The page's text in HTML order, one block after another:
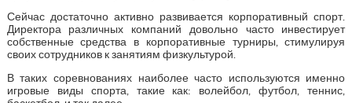
Сейчас достаточно активно развивается корпоративный спорт.
Директора различных компаний довольно часто инвестирует
собственные средства в корпоративные турниры, стимулируя
своих сотрудников к занятиям физкультурой.
В таких соревнованиях наиболее часто используются именно
игровые виды спорта, такие как: волейбол, футбол, теннис,